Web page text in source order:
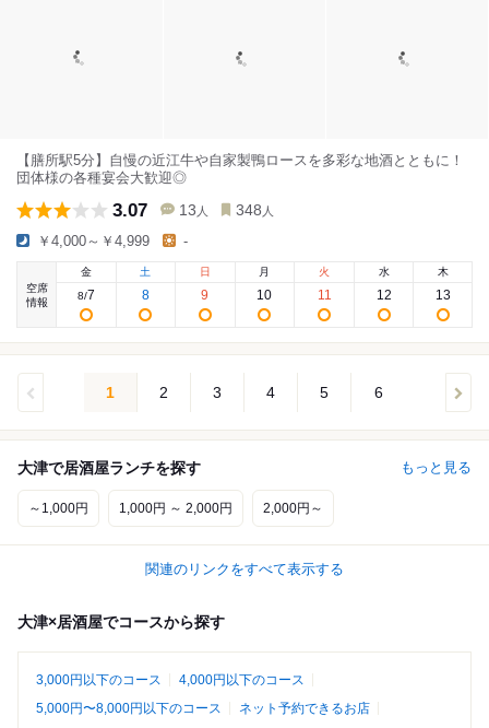
【膳所駅5分】自慢の近江牛や自家製鴨ロースを多彩な地酒とともに！
団体様の各種宴会大歓迎◎
3.07 13 人 348 人
￥4,000～￥4,999 -
空席
情報
金
8/7
土
8
日
9
月
10
火
11
水
12
木
13
1 2 3 4 5 6
大津で居酒屋ランチを探す もっと見る
～1,000円 1,000円 ～ 2,000円 2,000円～
関連のリンクをすべて表示する
大津×居酒屋でコースから探す
3,000円以下のコース
4,000円以下のコース
5,000円〜8,000円以下のコース
ネット予約できるお店